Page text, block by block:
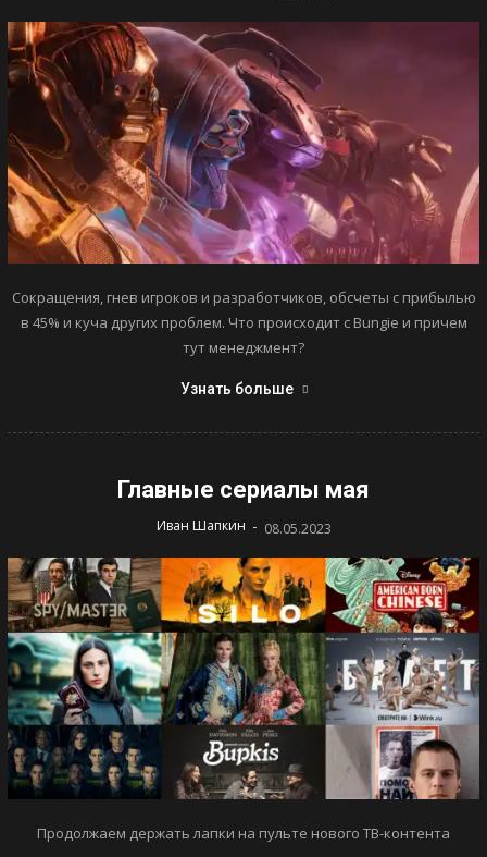
Сокращения, гнев игроков и разработчиков, обсчеты с прибылью
в 45% и куча других проблем. Что происходит с Bungie и причем
тут менеджмент?
Узнать больше
Главные сериалы мая
Иван Шапкин - 08.05.2023
Продолжаем держать лапки на пульте нового ТВ-контента